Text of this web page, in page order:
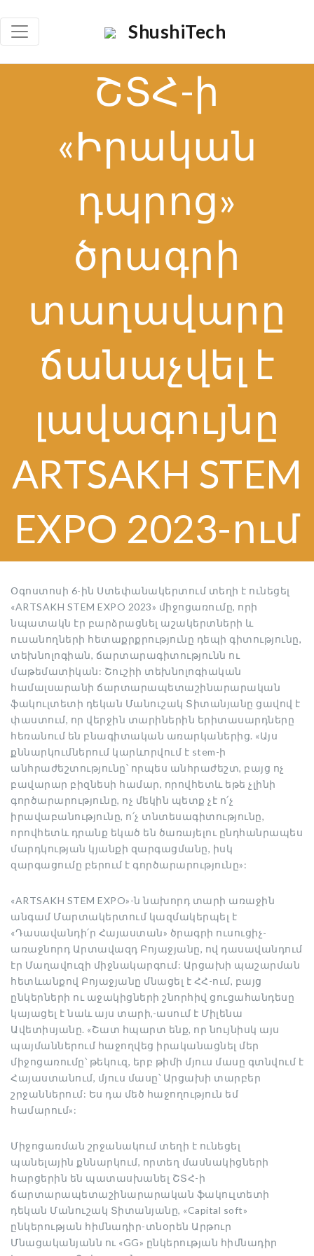
ShushiTech
ՇՏՀ-ի
«Իրական
դպրոց»
ծրագրի
տաղավարը
ճանաչվել է
լավագույնը
ARTSAKH STEM
EXPO 2023-ում
Օգոստոսի 6-ին Ստեփանակերտում տեղի է ունեցել
«ARTSAKH STEM EXPO 2023» միջոցառումը, որի
նպատակն էր բարձրացնել աշակերտների և
ուսանողների հետաքրքրությունը դեպի գիտությունը,
տեխնոլոգիան, ճարտարագիտությունն ու
մաթեմատիկան: Շուշիի տեխնոլոգիական
համալսարանի ճարտարապետաշինարարական
ֆակուլտետի դեկան Մանուշակ Տիտանյանը ցավով է
փաստում, որ վերջին տարիներին երիտասարդները
հեռանում են բնագիտական առարկաներից. «Այս
քննարկումներում կարևորվում է stem-ի
անհրաժեշտությունը՝ որպես անհրաժեշտ, բայց ոչ
բավարար բիզնեսի համար, որովհետև եթե չլինի
գործարարությունը, ոչ մեկին պետք չէ ո՛չ
իրավաբանությունը, ո՛չ տնտեսագիտությունը,
որովհետև դրանք եկած են ծառայելու ընդհանրապես
մարդկության կյանքի զարգացմանը, իսկ
զարգացումը բերում է գործարարությունը»:
«ARTSAKH STEM EXPO»-ն նախորդ տարի առաջին
անգամ Մարտակերտում կազմակերպել է
«Դասավանդի՛ր Հայաստան» ծրագրի ուսուցիչ-
առաջնորդ Արտավազդ Բոյաջյանը, ով դասավանդում
էր Մաղավուզի միջնակարգում: Արցախի պաշարման
հետևանքով Բոյաջյանը մնացել է ՀՀ-ում, բայց
ընկերների ու աջակիցների շնորհիվ ցուցահանդեսը
կայացել է նաև այս տարի,-ասում է Միլենա
Ավետիսյանը. «Շատ հպարտ ենք, որ նույնիսկ այս
պայմաններում հաջողվեց իրականացնել մեր
միջոցառումը՝ թեկուզ, երբ թիմի մյուս մասը գտնվում է
Հայաստանում, մյուս մասը՝ Արցախի տարբեր
շրջաններում: Ես դա մեծ հաջողություն եմ
համարում»:
Միջոցառման շրջանակում տեղի է ունեցել
պանելային քննարկում, որտեղ մասնակիցների
հարցերին են պատասխանել ՇՏՀ-ի
ճարտարապետաշինարարական ֆակուլտետի
դեկան Մանուշակ Տիտանյանը, «Capital soft»
ընկերության հիմնադիր-տնօրեն Արթուր
Մնացականյանն ու «GG» ընկերության հիմնադիր